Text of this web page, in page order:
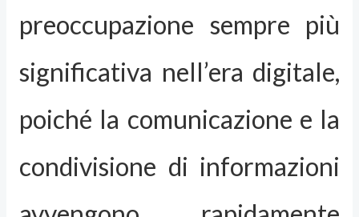
preoccupazione sempre più
significativa nell’era digitale,
poiché la comunicazione e la
condivisione di informazioni